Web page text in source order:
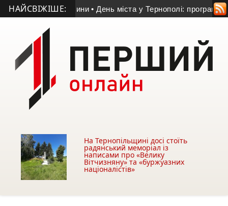
НАЙСВІЖІШЕ:
Бучаччини • День міста у Тернополі: програма заходів 14-
На Тернопільщині досі стоїть
радянський меморіал із
написами про «Велику
Вітчизняну» та «буржуазних
націоналістів»